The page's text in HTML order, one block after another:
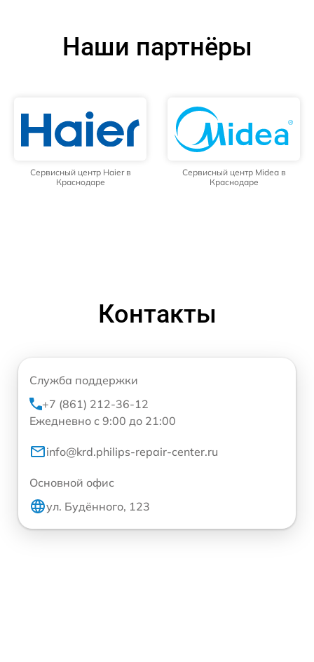
Наши партнёры
Сервисный центр Haier в
Краснодаре
Сервисный центр Midea в
Краснодаре
Контакты
Служба поддержки
+7 (861) 212-36-12
Ежедневно с 9:00 до 21:00
info@krd.philips-repair-center.ru
Основной офис
ул. Будённого, 123